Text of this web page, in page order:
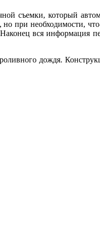
съемки, который
при необходимости,
вся информация
дождя.